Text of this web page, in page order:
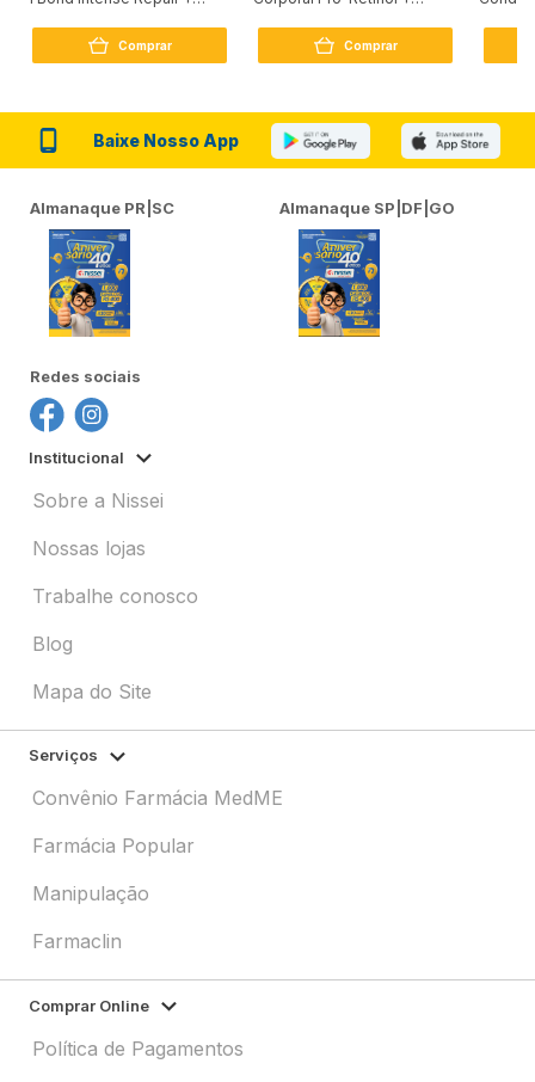
Comprar Comprar
Baixe Nosso App
Almanaque PR|SC Almanaque SP|DF|GO
Redes sociais
Institucional
Sobre a Nissei
Nossas lojas
Trabalhe conosco
Blog
Mapa do Site
Serviços
Convênio Farmácia MedME
Farmácia Popular
Manipulação
Farmaclin
Comprar Online
Política de Pagamentos